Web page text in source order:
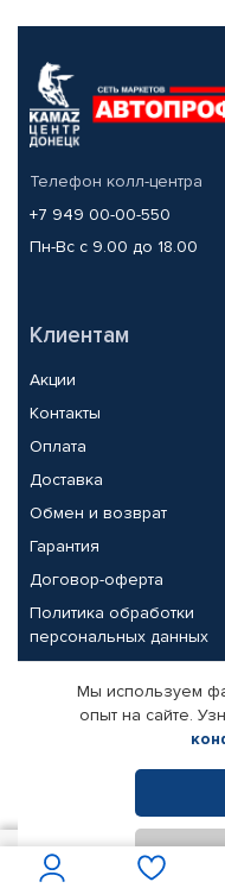
Телефон колл-центра
+7 949 00-00-550
Пн-Вс с 9.00 до 18.00
Клиентам
Акции
Контакты
Оплата
Доставка
Обмен и возврат
Гарантия
Договор-оферта
Политика обработки
персональных данных
Партнерам
Корпоративным
Поставщикам
© КАМАЗ ЦЕНТР ДОНЕЦК,
Интернет-магазин
Мы используем
опыт на сайте.